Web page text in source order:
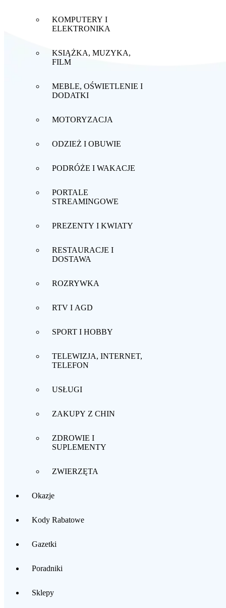
KOMPUTERY I
ELEKTRONIKA
KSIĄŻKA, MUZYKA,
FILM
MEBLE, OŚWIETLENIE I
DODATKI
MOTORYZACJA
ODZIEŻ I OBUWIE
PODRÓŻE I WAKACJE
PORTALE
STREAMINGOWE
PREZENTY I KWIATY
RESTAURACJE I
DOSTAWA
ROZRYWKA
RTV I AGD
SPORT I HOBBY
TELEWIZJA, INTERNET,
TELEFON
USŁUGI
ZAKUPY Z CHIN
ZDROWIE I
SUPLEMENTY
ZWIERZĘTA
Okazje
Kody Rabatowe
Gazetki
Poradniki
Sklepy